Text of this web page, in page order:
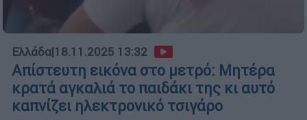
Ελλάδα|18.11.2025 13:32
Απίστευτη εικόνα στο μετρό: Μητέρα
κρατά αγκαλιά το παιδάκι της κι αυτό
καπνίζει ηλεκτρονικό τσιγάρο